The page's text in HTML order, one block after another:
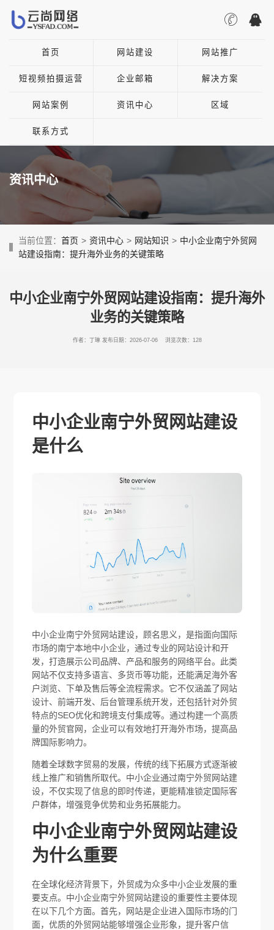
首页 网站建设 网站推广
短视频拍摄运营 企业邮箱 解决方案
网站案例 资讯中心 区域
联系方式
资讯中心
当前位置： 首页 > 资讯中心 > 网站知识 > 中小企业南宁外贸网
站建设指南：提升海外业务的关键策略
中小企业南宁外贸网站建设指南：提升海外
业务的关键策略
作者：丁琳 发布日期：2026-07-06 浏览次数：128
中小企业南宁外贸网站建设
是什么
中小企业南宁外贸网站建设，顾名思义，是指面向国际
市场的南宁本地中小企业，通过专业的网站设计和开
发，打造展示公司品牌、产品和服务的网络平台。此类
网站不仅支持多语言、多货币等功能，还能满足海外客
户浏览、下单及售后等全流程需求。它不仅涵盖了网站
设计、前端开发、后台管理系统开发，还包括针对外贸
特点的SEO优化和跨境支付集成等。通过构建一个高质
量的外贸官网，企业可以有效地打开海外市场，提高品
牌国际影响力。
随着全球数字贸易的发展，传统的线下拓展方式逐渐被
线上推广和销售所取代。中小企业通过南宁外贸网站建
设，不仅实现了信息的即时传递，更能精准锁定国际客
户群体，增强竞争优势和业务拓展能力。
中小企业南宁外贸网站建设
为什么重要
在全球化经济背景下，外贸成为众多中小企业发展的重
要支点。中小企业南宁外贸网站建设的重要性主要体现
在以下几个方面。首先，网站是企业进入国际市场的门
面，优质的外贸网站能够增强企业形象，提升客户信